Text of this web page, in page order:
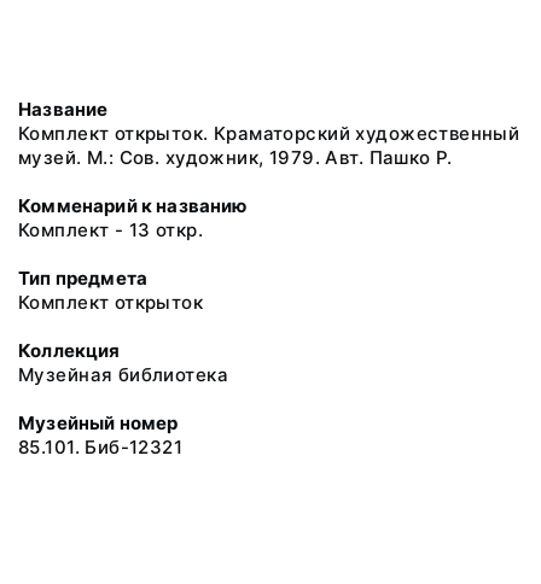
Название
Комплект открыток. Краматорский художественный
музей. М.: Сов. художник, 1979. Авт. Пашко Р.
Комменарий к названию
Комплект - 13 откр.
Тип предмета
Комплект открыток
Коллекция
Музейная библиотека
Музейный номер
85.101. Биб-12321